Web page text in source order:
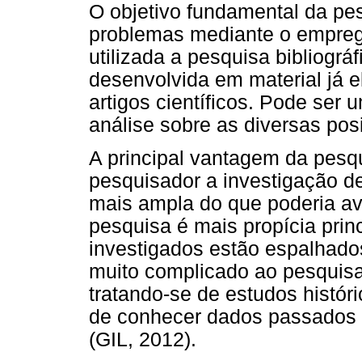
O objetivo fundamental da
problemas mediante o
utilizada a pesquisa
desenvolvida em material já
artigos científicos. Pode ser
análise sobre as diversas
A principal vantagem da
pesquisador a investigação
mais ampla do que poderia
pesquisa é mais propícia
investigados estão
muito complicado ao
tratando-se de estudos
de conhecer dados
(GIL, 2012).